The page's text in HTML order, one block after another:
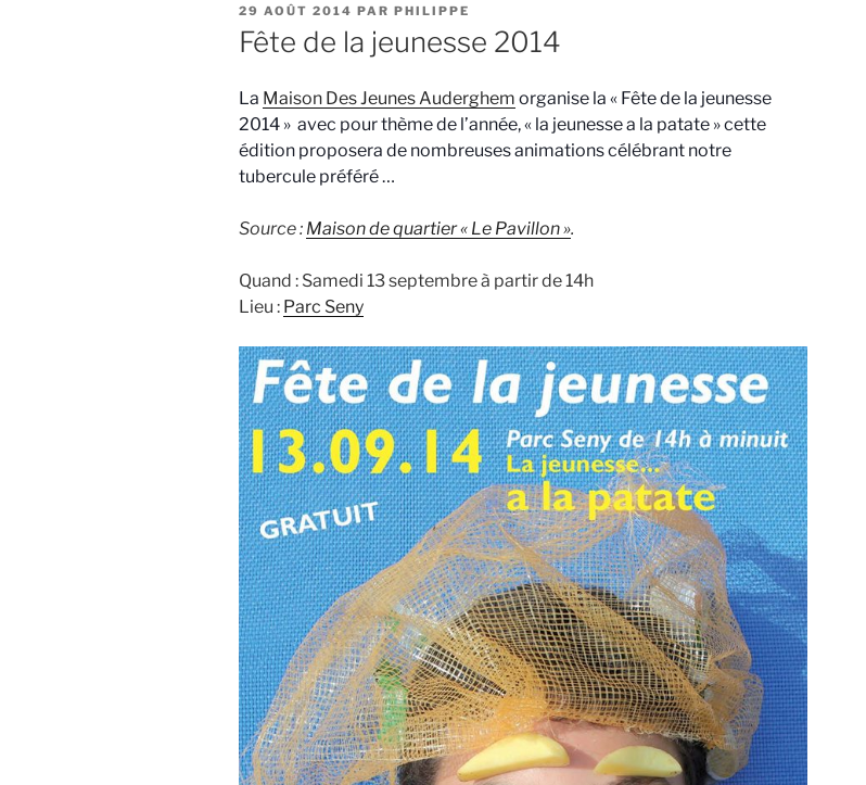
PUBLIÉ
LE
29 AOÛT 2014 PAR PHILIPPE
Fête de la jeunesse 2014
La Maison Des Jeunes Auderghem organise la « Fête de la jeunesse
2014 » avec pour thème de l’année, « la jeunesse a la patate » cette
édition proposera de nombreuses animations célébrant notre
tubercule préféré …
Source : Maison de quartier « Le Pavillon ».
Quand : Samedi 13 septembre à partir de 14h
Lieu : Parc Seny